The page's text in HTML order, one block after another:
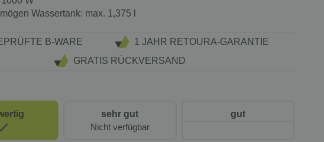
Wassertank: max. 1,375 l
B-WARE
1 JAHR RETOURA-GARANTIE
GRATIS RÜCKVERSAND
sehr gut
Nicht verfügbar
gut